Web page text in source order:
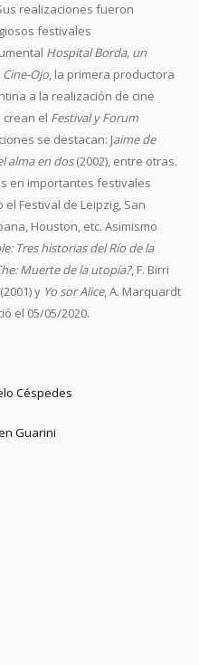
realizaciones fueron
festivales
Hospital Borda, un
Cine-Ojo, la primera productora
a la realización de cine
crean el Festival y Forum
se destacan: Jaime de
alma en dos(2002), entre otras.
en importantes festivales
Festival de Leipzig, San
Houston, etc. Asimismo
Tres historias del Río de la
Muerte de la utopía?, F. Birri
y Yo sor Alice, A. Marquardt
el 05/05/2020.
Céspedes
Guarini